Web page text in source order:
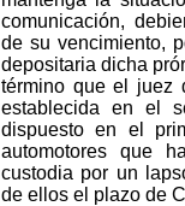
comunicación,
de su vencimiento,
depositaria dicha
término que el juez
establecida en el
dispuesto en el
automotores que
custodia por un
de ellos el plazo de